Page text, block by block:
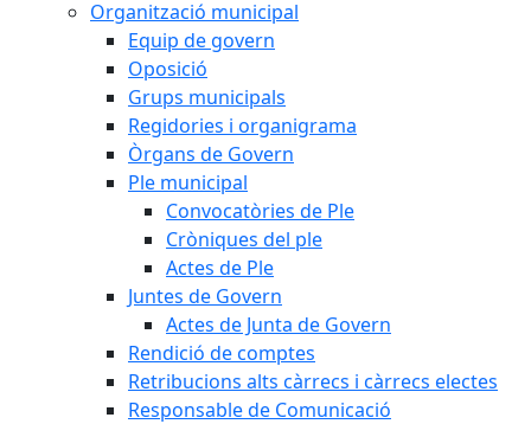
Organització municipal
Equip de govern
Oposició
Grups municipals
Regidories i organigrama
Òrgans de Govern
Ple municipal
Convocatòries de Ple
Cròniques del ple
Actes de Ple
Juntes de Govern
Actes de Junta de Govern
Rendició de comptes
Retribucions alts càrrecs i càrrecs electes
Responsable de Comunicació